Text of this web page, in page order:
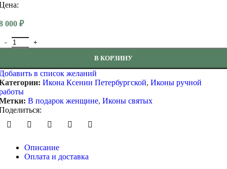
000 ₽
товара Икона Ксении Петербургской ручной
В КОРЗИНУ
в список желаний
Икона Ксении Петербургской, Иконы ручной
В подарок женщине, Иконы святых
Описание
Оплата и доставка